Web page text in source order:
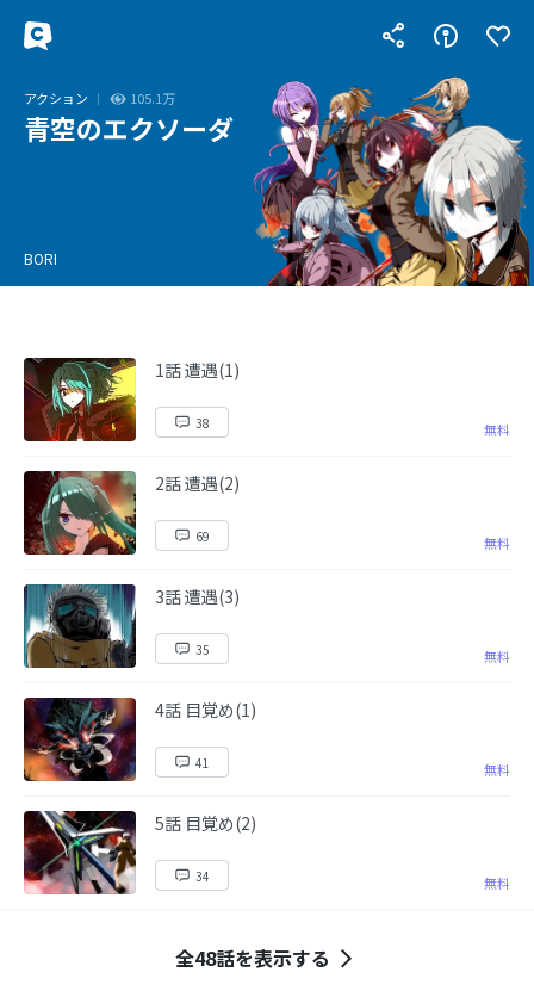
アクション 105.1万
青空のエクソーダ
BORI
1話 遭遇(1)
38 無料
2話 遭遇(2)
69 無料
3話 遭遇(3)
35 無料
4話 目覚め(1)
41 無料
5話 目覚め(2)
34 無料
全48話を表示する